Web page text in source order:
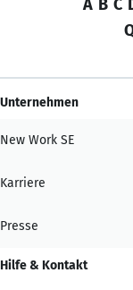
A B C
Unternehmen
New Work SE
Karriere
Presse
Hilfe & Kontakt